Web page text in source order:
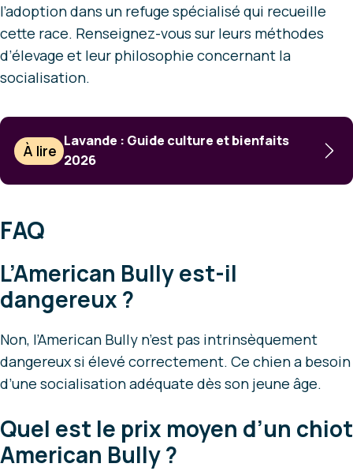
l’adoption dans un refuge spécialisé qui recueille
cette race. Renseignez-vous sur leurs méthodes
d’élevage et leur philosophie concernant la
socialisation.
À lire
Lavande : Guide culture et bienfaits
2026
FAQ
L’American Bully est-il
dangereux ?
Non, l’American Bully n’est pas intrinsèquement
dangereux si élevé correctement. Ce chien a besoin
d’une socialisation adéquate dès son jeune âge.
Quel est le prix moyen d’un chiot
American Bully ?